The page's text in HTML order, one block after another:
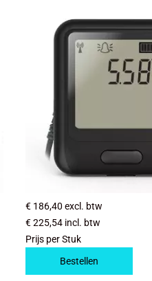
€ 186,40 excl. btw
€ 225,54 incl. btw
Prijs per Stuk
Bestellen